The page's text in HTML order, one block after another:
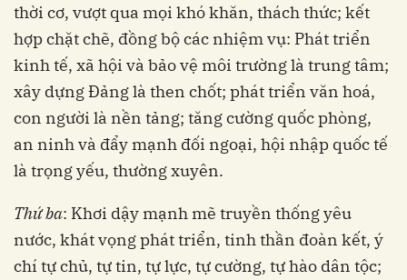
thời cơ, vượt qua mọi khó khăn, thách thức; kết
hợp chặt chẽ, đồng bộ các nhiệm vụ: Phát triển
kinh tế, xã hội và bảo vệ môi trường là trung tâm;
xây dựng Đảng là then chốt; phát triển văn hoá,
con người là nền tảng; tăng cường quốc phòng,
an ninh và đẩy mạnh đối ngoại, hội nhập quốc tế
là trọng yếu, thường xuyên.
Thứ ba: Khơi dậy mạnh mẽ truyền thống yêu
nước, khát vọng phát triển, tinh thần đoàn kết, ý
chí tự chủ, tự tin, tự lực, tự cường, tự hào dân tộc;